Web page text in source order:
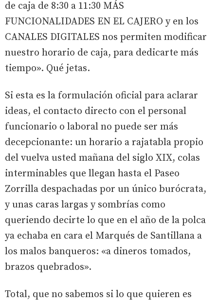
de caja de 8:30 a 11:30 MÁS
FUNCIONALIDADES EN EL CAJERO y en los
CANALES DIGITALES nos permiten modificar
nuestro horario de caja, para dedicarte más
tiempo». Qué jetas.
Si esta es la formulación oficial para aclarar
ideas, el contacto directo con el personal
funcionario o laboral no puede ser más
decepcionante: un horario a rajatabla propio
del vuelva usted mañana del siglo XIX, colas
interminables que llegan hasta el Paseo
Zorrilla despachadas por un único burócrata,
y unas caras largas y sombrías como
queriendo decirte lo que en el año de la polca
ya echaba en cara el Marqués de Santillana a
los malos banqueros: «a dineros tomados,
brazos quebrados».
Total, que no sabemos si lo que quieren es